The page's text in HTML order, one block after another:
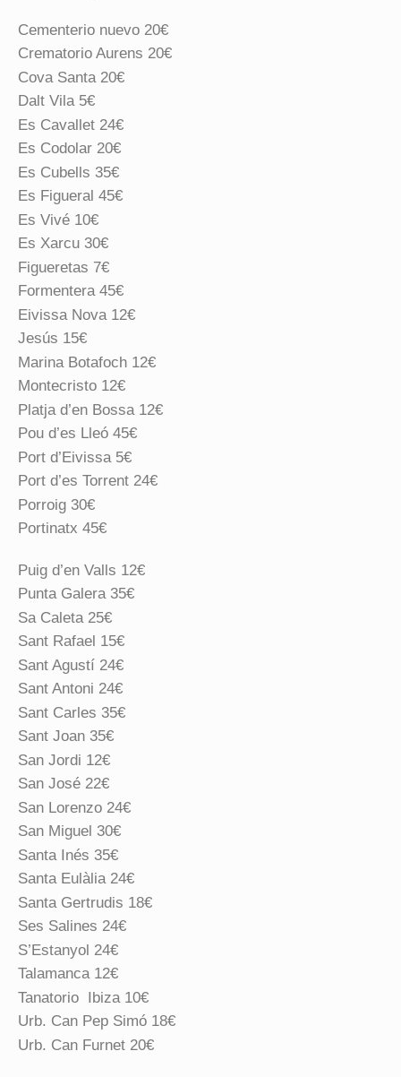
Cementerio nuevo 20€
Crematorio Aurens 20€
Cova Santa 20€
Dalt Vila 5€
Es Cavallet 24€
Es Codolar 20€
Es Cubells 35€
Es Figueral 45€
Es Vivé 10€
Es Xarcu 30€
Figueretas 7€
Formentera 45€
Eivissa Nova 12€
Jesús 15€
Marina Botafoch 12€
Montecristo 12€
Platja d’en Bossa 12€
Pou d’es Lleó 45€
Port d’Eivissa 5€
Port d’es Torrent 24€
Porroig 30€
Portinatx 45€
Puig d’en Valls 12€
Punta Galera 35€
Sa Caleta 25€
Sant Rafael 15€
Sant Agustí 24€
Sant Antoni 24€
Sant Carles 35€
Sant Joan 35€
San Jordi 12€
San José 22€
San Lorenzo 24€
San Miguel 30€
Santa Inés 35€
Santa Eulàlia 24€
Santa Gertrudis 18€
Ses Salines 24€
S’Estanyol 24€
Talamanca 12€
Tanatorio Ibiza 10€
Urb. Can Pep Simó 18€
Urb. Can Furnet 20€